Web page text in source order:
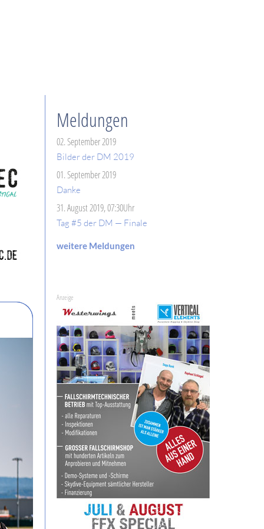
Meldungen
02. September 2019
Bilder der DM 2019
01. September 2019
Danke
31. August 2019, 07:30Uhr
Tag #5 der DM — Finale
weitere Meldungen
Anzeige